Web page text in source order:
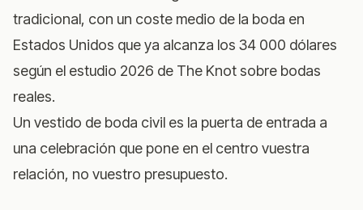
tradicional, con un coste medio de la boda en
Estados Unidos que ya alcanza los 34 000 dólares
según el estudio 2026 de The Knot sobre bodas
reales.
Un vestido de boda civil es la puerta de entrada a
una celebración que pone en el centro vuestra
relación, no vuestro presupuesto.